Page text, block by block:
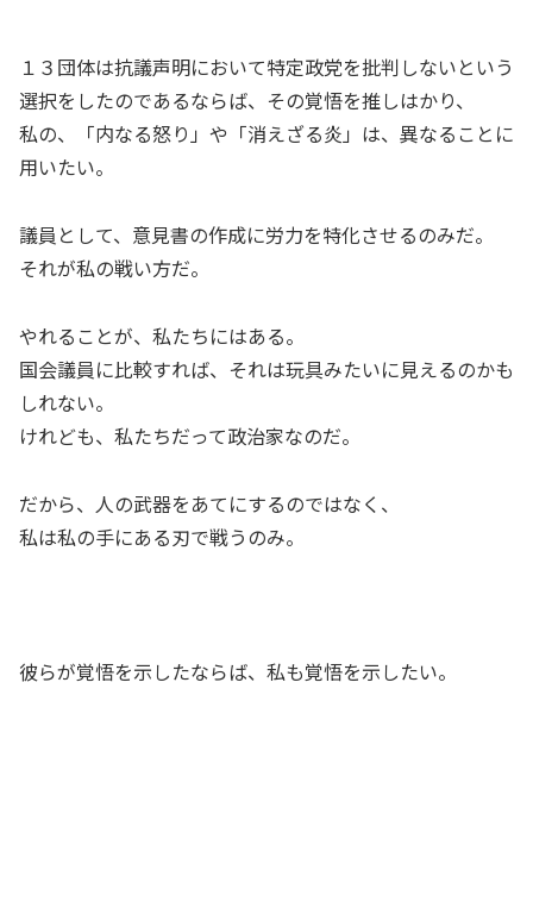
１３団体は抗議声明において特定政党を批判しないという
選択をしたのであるならば、その覚悟を推しはかり、
私の、「内なる怒り」や「消えざる炎」は、異なることに
用いたい。
議員として、意見書の作成に労力を特化させるのみだ。
それが私の戦い方だ。
やれることが、私たちにはある。
国会議員に比較すれば、それは玩具みたいに見えるのかも
しれない。
けれども、私たちだって政治家なのだ。
だから、人の武器をあてにするのではなく、
私は私の手にある刃で戦うのみ。
彼らが覚悟を示したならば、私も覚悟を示したい。